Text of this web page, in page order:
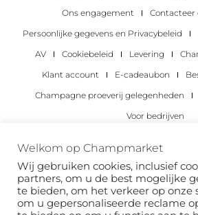
Ons engagement
Contacteer
Persoonlijke gegevens en Privacybeleid
AV
Cookiebeleid Levering
Klant account
E-cadeaubon
Champagne proeverij gelegenheden
Voor bedrijven
Copyright 2022 © alle rechten
Welkom op Champmarket
Wij gebruiken cookies, inclusief
partners, om u de best mogelijke
te bieden, om het verkeer op onze
om u gepersonaliseerde reclame